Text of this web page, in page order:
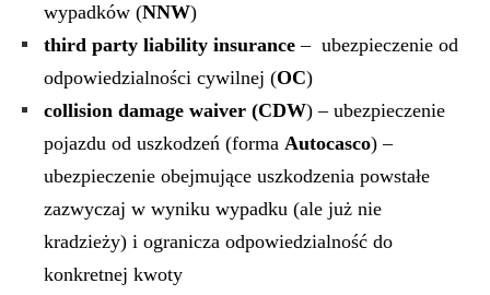
wypadków (NNW)
third party liability insurance – ubezpieczenie od
odpowiedzialności cywilnej (OC)
collision damage waiver (CDW) – ubezpieczenie
pojazdu od uszkodzeń (forma Autocasco) –
ubezpieczenie obejmujące uszkodzenia powstałe
zazwyczaj w wyniku wypadku (ale już nie
kradzieży) i ogranicza odpowiedzialność do
konkretnej kwoty